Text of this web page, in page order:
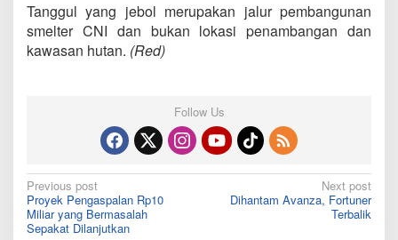
Tanggul yang jebol merupakan jalur pembangunan
smelter CNI dan bukan lokasi penambangan dan
kawasan hutan. (Red)
Follow Us
Post
navigation
Previous post
Proyek Pengaspalan Rp10
Miliar yang Bermasalah
Sepakat Dilanjutkan
Next post
Dihantam Avanza, Fortuner
Terbalik